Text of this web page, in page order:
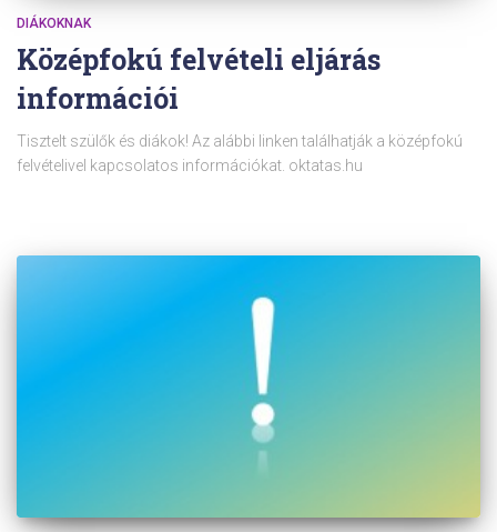
DIÁKOKNAK
Középfokú felvételi eljárás
információi
Tisztelt szülők és diákok! Az alábbi linken találhatják a középfokú
felvételivel kapcsolatos információkat. oktatas.hu